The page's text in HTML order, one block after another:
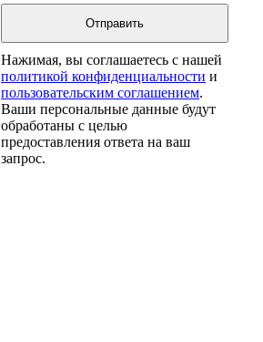
Нажимая, вы соглашаетесь с нашей
политикой конфиденциальности и
пользовательским соглашением.
Ваши персональные данные будут
обработаны с целью
предоставления ответа на ваш
запрос.